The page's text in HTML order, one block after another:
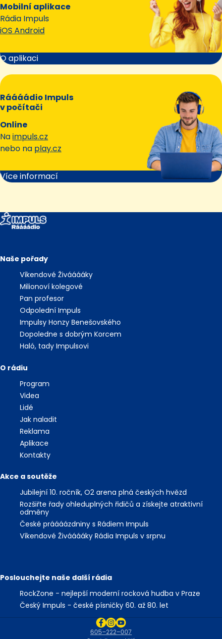
Mobilní aplikace
Rádia Impuls
iOS Android
O aplikaci
Ráááádio Impuls
v počítači
Online
Naimpuls.cz
nebo na play.cz
Více informací
Naše pořady
Víkendové Živááááky
Milionoví kolegové
Pan profesor
Odpolední Impuls
Impulsy Honzy Benešovského
Dopoledne s dobrým Korcem
Haló, tady Impulsovi
O rádiu
Program
Videa
Lidé
Jak naladit
Reklama
Aplikace
Kontakty
Akce a soutěže
Jubilejní 10. ročník, O2 arena plná českých hvězd
Rozšiřte řady ohleduplných řidičů a získejte atraktivní
odměny
České práááázdniny s Rádiem Impuls
Víkendové Živááááky Rádia Impuls v srpnu
Poslouchejte naše další rádia
RockZone - nejlepší moderní rocková hudba v Praze
Český Impuls - české písničky 60. až 80. let
605–222–007